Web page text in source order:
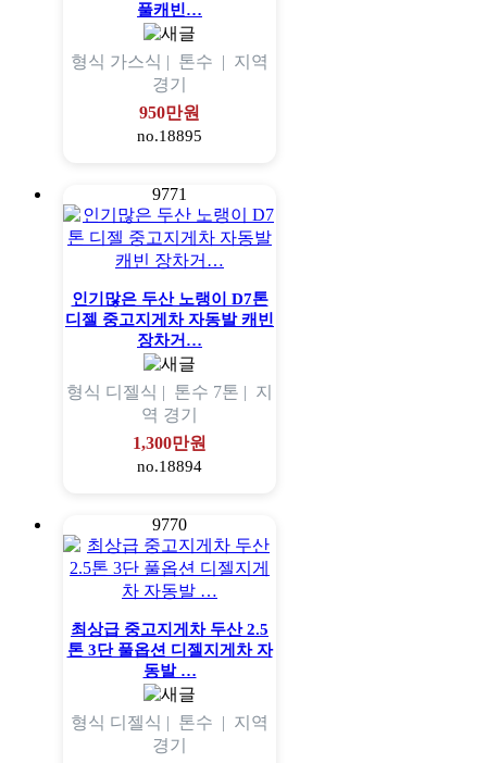
풀캐빈…
형식 가스식 | 톤수 | 지역
경기
950만원
no.18895
9771
인기많은 두산 노랭이 D7톤
디젤 중고지게차 자동발 캐빈
장차거…
형식 디젤식 | 톤수 7톤 | 지
역 경기
1,300만원
no.18894
9770
최상급 중고지게차 두산 2.5
톤 3단 풀옵션 디젤지게차 자
동발 …
형식 디젤식 | 톤수 | 지역
경기